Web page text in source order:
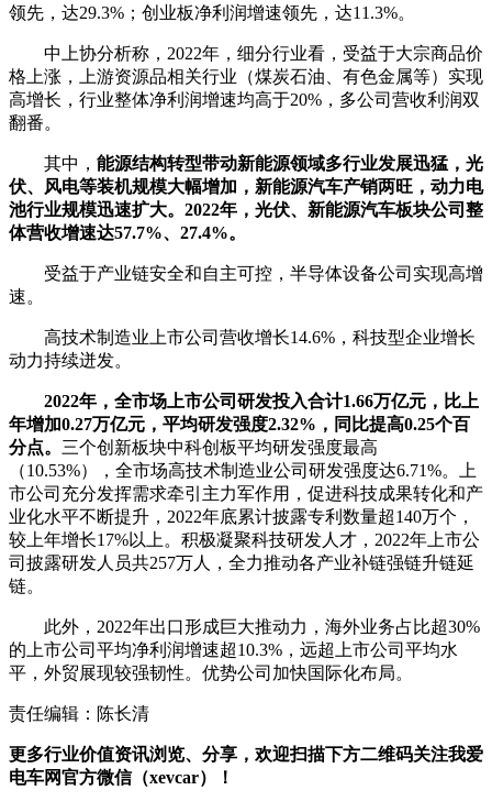
领先，达29.3%；创业板净利润增速领先，达11.3%。
中上协分析称，2022年，细分行业看，受益于大宗商品价
格上涨，上游资源品相关行业（煤炭石油、有色金属等）实现
高增长，行业整体净利润增速均高于20%，多公司营收利润双
翻番。
其中， 能源结构转型带动新能源领域多行业发展迅猛，光
伏、风电等装机规模大幅增加，新能源汽车产销两旺，动力电
池行业规模迅速扩大。2022年，光伏、新能源汽车板块公司整
体营收增速达57.7%、27.4%。
受益于产业链安全和自主可控，半导体设备公司实现高增
速。
高技术制造业上市公司营收增长14.6%，科技型企业增长
动力持续迸发。
2022年，全市场上市公司研发投入合计1.66万亿元，比上
年增加0.27万亿元，平均研发强度2.32%，同比提高0.25个百
分点。 三个创新板块中科创板平均研发强度最高
（10.53%），全市场高技术制造业公司研发强度达6.71%。上
市公司充分发挥需求牵引主力军作用，促进科技成果转化和产
业化水平不断提升，2022年底累计披露专利数量超140万个，
较上年增长17%以上。积极凝聚科技研发人才，2022年上市公
司披露研发人员共257万人，全力推动各产业补链强链升链延
链。
此外，2022年出口形成巨大推动力，海外业务占比超30%
的上市公司平均净利润增速超10.3%，远超上市公司平均水
平，外贸展现较强韧性。优势公司加快国际化布局。
责任编辑：陈长清
更多行业价值资讯浏览、分享，欢迎扫描下方二维码关注我爱
电车网官方微信（xevcar）！